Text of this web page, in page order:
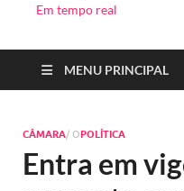
Em tempo real
MENU PRINCIPAL
CÂMARA/ OPOLÍTICA
Entra em